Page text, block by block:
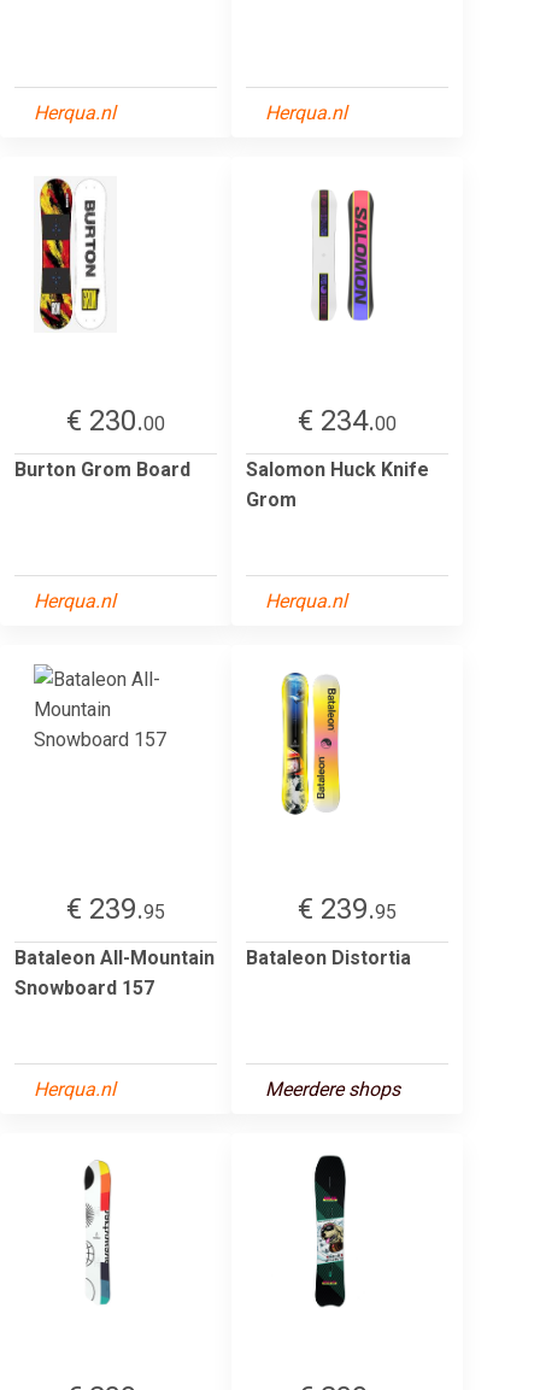
Herqua.nl Herqua.nl
€ 230.00
Burton Grom Board
Herqua.nl
€ 234.00
Salomon Huck Knife
Grom
Herqua.nl
€ 239.95
Bataleon All-Mountain
Snowboard 157
Herqua.nl
€ 239.95
Bataleon Distortia
Meerdere shops